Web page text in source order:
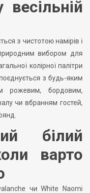
з чистотою намірів і
вибором для
колірної палітри
з будь-яким
рожевим, бордовим,
чи вбранням гостей,
білий
варто
чи White Naomi